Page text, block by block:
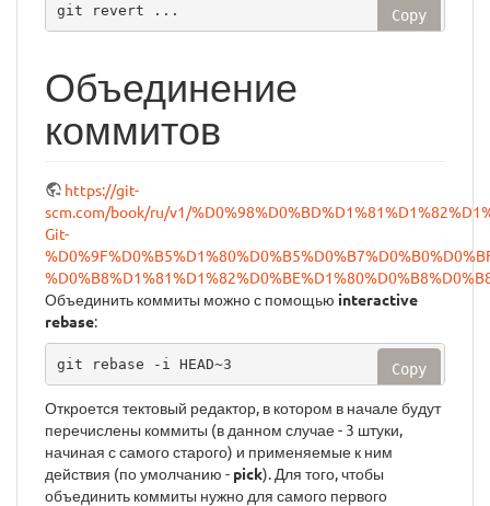
git revert ... Copy
Объединение
коммитов
https://git-
scm.com/book/ru/v1/
Git-
Объединить коммиты можно с помощью interactive
rebase:
git rebase -i HEAD~3 Copy
Откроется тектовый редактор, в котором в начале будут
перечислены коммиты (в данном случае - 3 штуки,
начиная с самого старого) и применяемые к ним
действия (по умолчанию - pick). Для того, чтобы
объединить коммиты нужно для самого первого